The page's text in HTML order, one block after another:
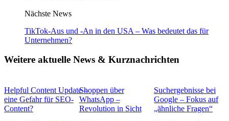
Nächste News
TikTok-Aus und -An in den USA – Was bedeutet das für
Unternehmen?
Weitere aktuelle News & Kurznachrichten
Helpful Content Update –
eine Gefahr für SEO-
Content?
Shoppen über
WhatsApp –
Revolution in Sicht
Suchergebnisse bei
Google – Fokus auf
„ähnliche Fragen“